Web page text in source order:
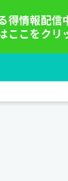
得情報配信
ここをクリ